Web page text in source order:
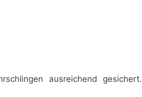
ausreichend gesichert.